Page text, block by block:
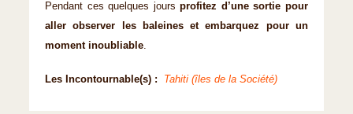
Pendant ces quelques joursprofitez d’une sortie pour
aller observer les baleines et embarquez pour un
moment inoubliable.
Les Incontournable(s) : Tahiti (îles de la Société)